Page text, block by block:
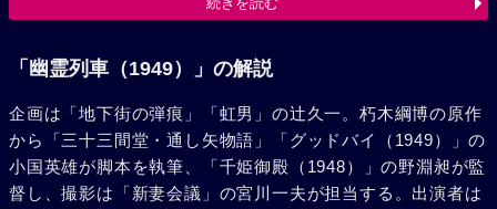
時、戸外に変なかっ好をし踊り回る狂女がやみの中に浮び出
上は近附き、彼女が昔知合いだった踊り子京子であり、狂い
のために傷つけられ自殺したので、復しゅうに来たのだった
が、その大川も逃げかくれているすきに胸をぐさりとやられ
た。犯行を否定する野上に、渋谷は自分が刑事だと名のり彼
女に手錠をかけ、幽霊列車などはまっかのうそでこの先にあ
「幽霊列車（1949）」の解説
企画は「地下街の弾痕」「虹男」の辻久一。朽木綱博の原作
から「三十三間堂・通し矢物語」「グッドバイ（1949）」の
小国英雄が脚本を執筆、「千姫御殿（1948）」の野淵昶が監
督し、撮影は「新妻会議」の宮川一夫が担当する。出演者は